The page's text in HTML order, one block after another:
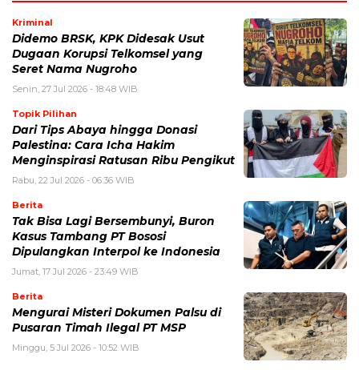
Kriminal
Didemo BRSK, KPK Didesak Usut
Dugaan Korupsi Telkomsel yang
Seret Nama Nugroho
Senin, 27 Jul 2026 - 18:48 WIB
Topik Pilihan
Dari Tips Abaya hingga Donasi
Palestina: Cara Icha Hakim
Menginspirasi Ratusan Ribu Pengikut
Rabu, 22 Jul 2026 - 06:36 WIB
Berita
Tak Bisa Lagi Bersembunyi, Buron
Kasus Tambang PT Bososi
Dipulangkan Interpol ke Indonesia
Jumat, 17 Jul 2026 - 23:49 WIB
Berita
Mengurai Misteri Dokumen Palsu di
Pusaran Timah Ilegal PT MSP
Minggu, 5 Jul 2026 - 10:52 WIB